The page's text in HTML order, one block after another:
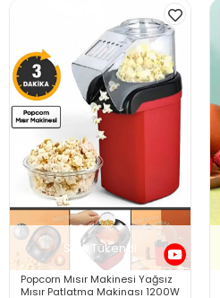
Stok Tükendi
Popcorn Mısır Makinesi Yağsız
Mısır Patlatma Makinası 1200W